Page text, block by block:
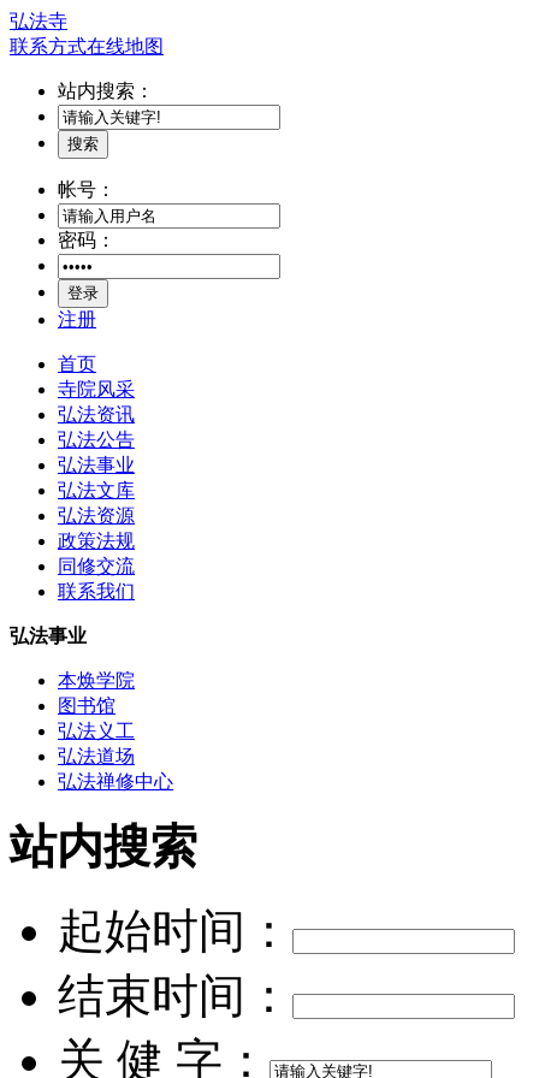
弘法寺
联系方式在线地图
站内搜索：
搜索
帐号：
密码：
登录
注册
首页
寺院风采
弘法资讯
弘法公告
弘法事业
弘法文库
弘法资源
政策法规
同修交流
联系我们
弘法事业
本焕学院
图书馆
弘法义工
弘法道场
弘法禅修中心
站内搜索
起始时间：
结束时间：
关 健 字：